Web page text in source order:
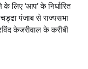
लिए ‘आप’ के निर्धारित
पंजाब से राज्यसभा
केजरीवाल के करीबी